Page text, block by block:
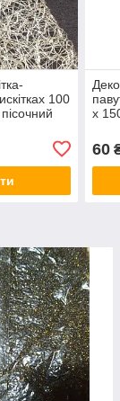
100
х
60